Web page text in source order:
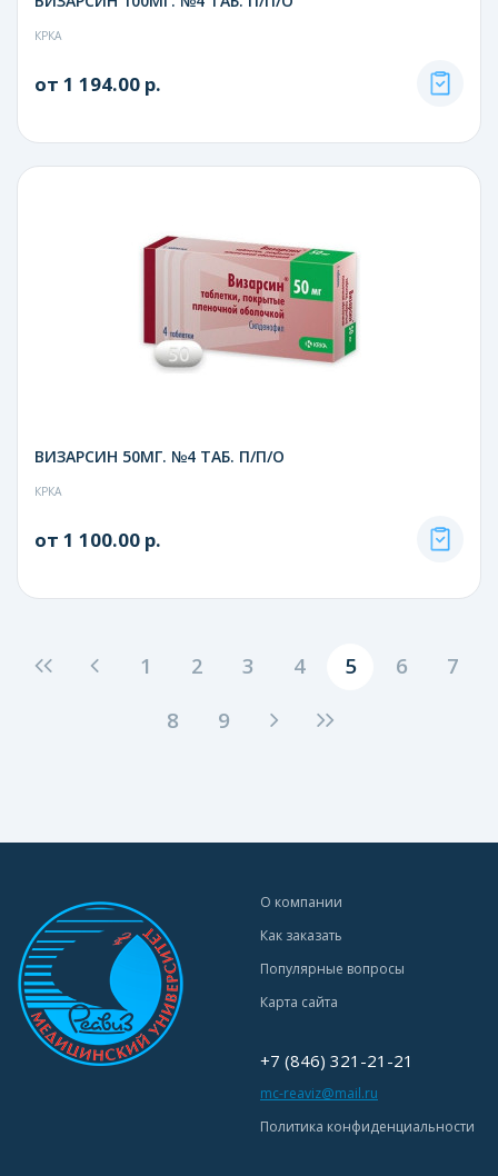
КРКА
от 1 194.00 р.
ВИЗАРСИН 50МГ. №4 ТАБ. П/П/О
КРКА
от 1 100.00 р.
1 2 3 4 5 6
7
8
9
О компании
Как заказать
Популярные вопросы
Карта сайта
+7 (846) 321-21-21
mc-reaviz@mail.ru
Политика конфиденциальности